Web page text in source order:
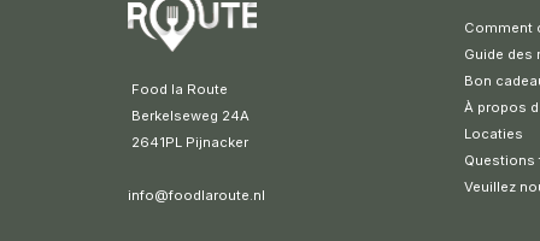
Food la Route
Berkelseweg 24A
2641PL Pijnacker
info@foodlaroute.nl
Comment
Guide des
Bon
À propos
Locaties
Questions
Veuillez